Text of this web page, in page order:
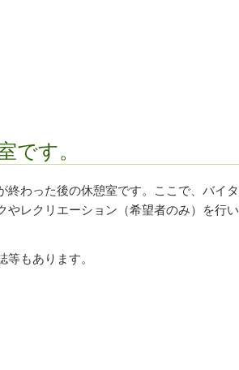
です。
終わった後の休憩室です。ここで、バイタ
やレクリエーション（希望者のみ）を行い
等もあります。